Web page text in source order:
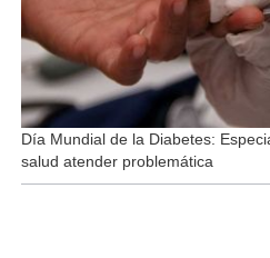
Día Mundial de la Diabetes:
salud atender problemática